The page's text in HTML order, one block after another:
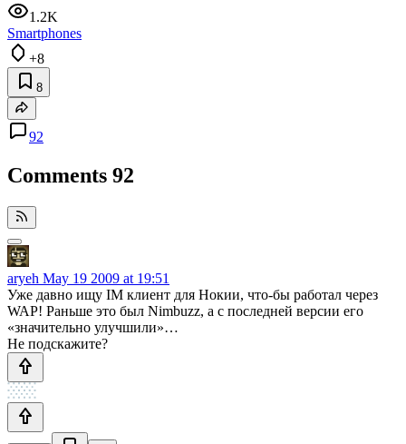
1.2K
Smartphones
+8
8
92
Comments 92
aryeh May 19 2009 at 19:51
Уже давно ищу IM клиент для Нокии, что-бы работал через
WAP! Раньше это был Nimbuzz, а с последней версии его
«значительно улучшили»…
Не подскажите?